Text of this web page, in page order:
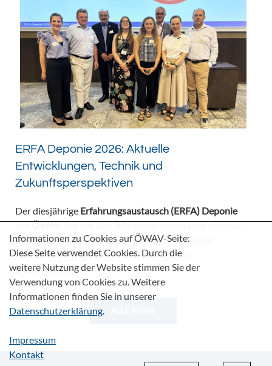
ERFA Deponie 2026: Aktuelle
Entwicklungen, Technik und
Zukunftsperspektiven
Der diesjährige Erfahrungsaustausch (ERFA) Deponie
desÖWAVbot mit 165 Teilnehmer:innen eine zentrale
Plattform für den fachlichen Dialog zu aktuellen
Herausforderungen und Entwicklungen im
Deponiebereich.
Informationen zu Cookies auf ÖWAV-Seite:
Diese Seite verwendet Cookies. Durch die
weitere Nutzung der Website stimmen Sie der
Verwendung von Cookies zu. Weitere
Informationen finden Sie in unserer
Datenschutzerklärung.
Impressum
Kontakt